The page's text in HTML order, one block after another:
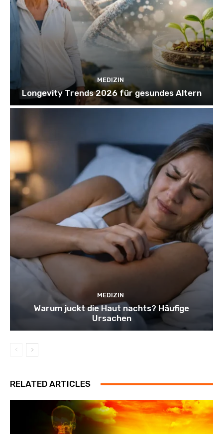
MEDIZIN
Longevity Trends 2026 für gesundes Altern
MEDIZIN
Warum juckt die Haut nachts? Häufige
Ursachen
RELATED ARTICLES